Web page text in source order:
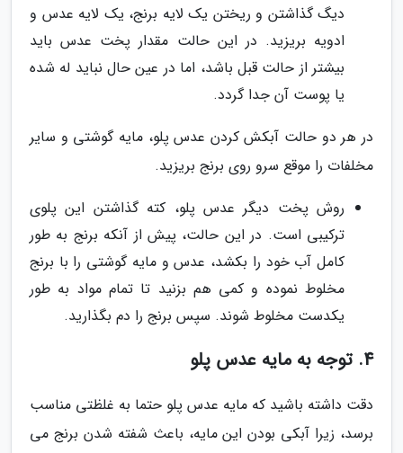
دیگ گذاشتن و ریختن یک لایه برنج، یک لایه عدس و
ادویه بریزید. در این حالت مقدار پخت عدس باید
بیشتر از حالت قبل باشد، اما در عین حال نباید له شده
یا پوست آن جدا گردد.
در هر دو حالت آبکش کردن عدس پلو، مایه گوشتی و سایر
مخلفات را موقع سرو روی برنج بریزید.
روش پخت دیگر عدس پلو، کته گذاشتن این پلوی
ترکیبی است. در این حالت، پیش از آنکه برنج به طور
کامل آب خود را بکشد، عدس و مایه گوشتی را با برنج
مخلوط نموده و کمی هم بزنید تا تمام مواد به طور
یکدست مخلوط شوند. سپس برنج را دم بگذارید.
4. توجه به مایه عدس پلو
دقت داشته باشید که مایه عدس پلو حتما به غلظتی مناسب
برسد، زیرا آبکی بودن این مایه، باعث شفته شدن برنج می